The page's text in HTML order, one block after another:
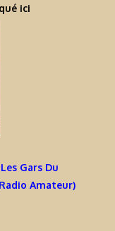
ici
Gars Du
Amateur)